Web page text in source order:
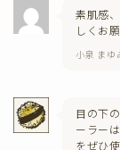
素肌感
しくお
小泉 まゆ
目の下
ーラー
をぜひ